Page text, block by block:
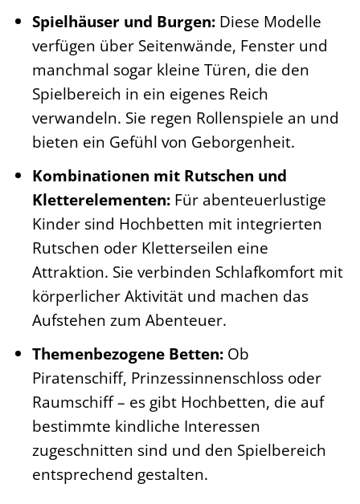
Spielhäuser und Burgen: Diese Modelle
verfügen über Seitenwände, Fenster und
manchmal sogar kleine Türen, die den
Spielbereich in ein eigenes Reich
verwandeln. Sie regen Rollenspiele an und
bieten ein Gefühl von Geborgenheit.
Kombinationen mit Rutschen und
Kletterelementen: Für abenteuerlustige
Kinder sind Hochbetten mit integrierten
Rutschen oder Kletterseilen eine
Attraktion. Sie verbinden Schlafkomfort mit
körperlicher Aktivität und machen das
Aufstehen zum Abenteuer.
Themenbezogene Betten: Ob
Piratenschiff, Prinzessinnenschloss oder
Raumschiff – es gibt Hochbetten, die auf
bestimmte kindliche Interessen
zugeschnitten sind und den Spielbereich
entsprechend gestalten.